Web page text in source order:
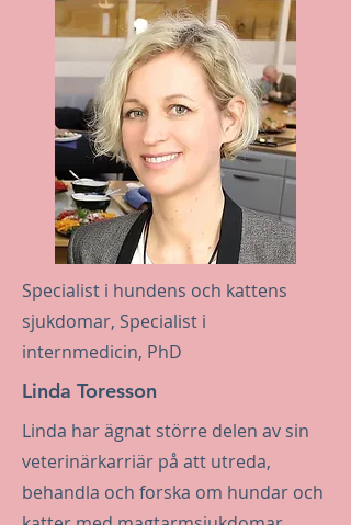
Specialist i hundens och kattens
sjukdomar, Specialist i
internmedicin, PhD
Linda Toresson
Linda har ägnat större delen av sin
veterinärkarriär på att utreda,
behandla och forska om hundar och